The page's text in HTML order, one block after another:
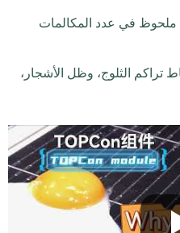
ملحوظ في عدد المكالمات
تراكم الثلوج، وظل الأشجار،